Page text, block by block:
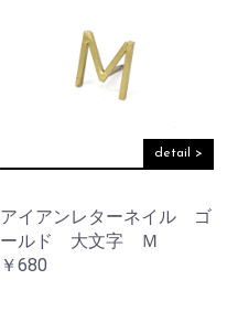
detail >
アイアンレターネイル ゴ
ールド 大文字 Ｍ
￥680